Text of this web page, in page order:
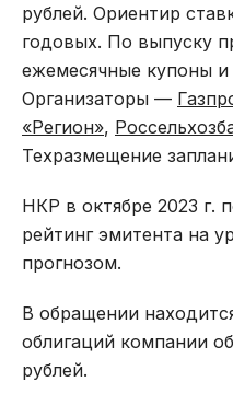
рублей. Ориентир
годовых. По выпуску
ежемесячные купоны и
Организаторы —
«Регион»,
Техразмещение
НКР в октябре 2023 г.
рейтинг эмитента на
прогнозом.
В обращении
облигаций компании
рублей.